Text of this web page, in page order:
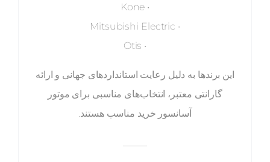
• Kone
• Mitsubishi Electric
• Otis
این برندها به دلیل رعایت استانداردهای جهانی و ارائه
گارانتی معتبر، انتخاب‌های مناسبی برای موتور
آسانسور خرید مناسب هستند.